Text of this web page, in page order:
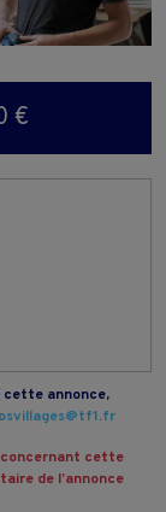
€
cette annonce,
concernant cette
de l’annonce